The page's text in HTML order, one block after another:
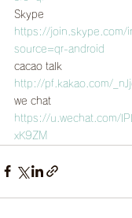
Skype
https://join.skype.com/
source=qr-android
cacao talk
http://pf.kakao.com/
we chat
https://u.wechat.com/
xK9ZM